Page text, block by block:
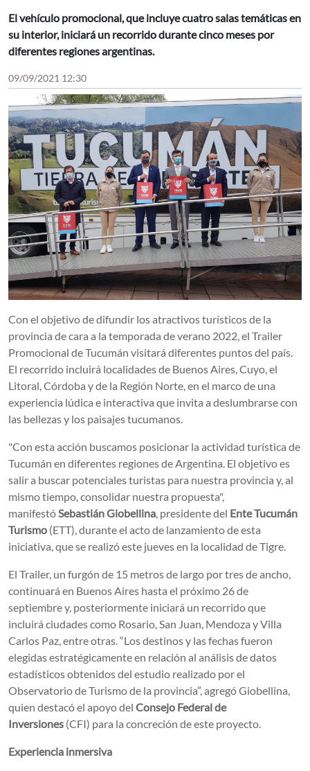
El vehículo promocional, que incluye cuatro salas temáticas en
su interior, iniciará un recorrido durante cinco meses por
diferentes regiones argentinas.
09/09/2021 12:30
Con el objetivo de difundir los atractivos turísticos de la
provincia de cara a la temporada de verano 2022, el Trailer
Promocional de Tucumán visitará diferentes puntos del país.
El recorrido incluirá localidades de Buenos Aires, Cuyo, el
Litoral, Córdoba y de la Región Norte, en el marco de una
experiencia lúdica e interactiva que invita a deslumbrarse con
las bellezas y los paisajes tucumanos.
"Con esta acción buscamos posicionar la actividad turística de
Tucumán en diferentes regiones de Argentina. El objetivo es
salir a buscar potenciales turistas para nuestra provincia y, al
mismo tiempo, consolidar nuestra propuesta",
manifestó Sebastián Giobellina , presidente del Ente Tucumán
Turismo (ETT), durante el acto de lanzamiento de esta
iniciativa, que se realizó este jueves en la localidad de Tigre.
El Trailer, un furgón de 15 metros de largo por tres de ancho,
continuará en Buenos Aires hasta el próximo 26 de
septiembre y, posteriormente iniciará un recorrido que
incluirá ciudades como Rosario, San Juan, Mendoza y Villa
Carlos Paz, entre otras. “Los destinos y las fechas fueron
elegidas estratégicamente en relación al análisis de datos
estadísticos obtenidos del estudio realizado por el
Observatorio de Turismo de la provincia”, agregó Giobellina,
quien destacó el apoyo del Consejo Federal de
Inversiones (CFI) para la concreción de este proyecto.
Experiencia inmersiva